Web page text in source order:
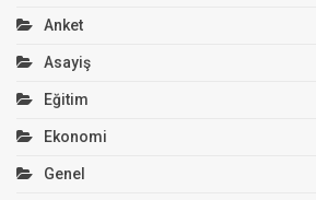
Anket
Asayiş
Eğitim
Ekonomi
Genel